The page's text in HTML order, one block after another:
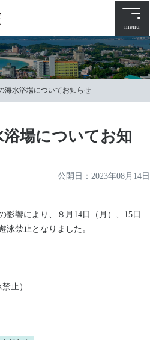
menu
海水浴場についてお知らせ
浴場についてお知
公開日： 2023年08月14日
影響により、８月14日（月）、15日
泳禁止となりました。
止）